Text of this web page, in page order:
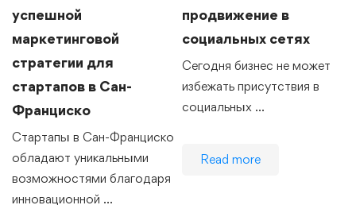
успешной
маркетинговой
стратегии для
стартапов в Сан-
Франциско
Стартапы в Сан-Франциско
обладают уникальными
возможностями благодаря
инновационной …
продвижение в
социальных сетях
Сегодня бизнес не может
избежать присутствия в
социальных …
Read more